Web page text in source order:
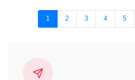
1 2 3 4 5